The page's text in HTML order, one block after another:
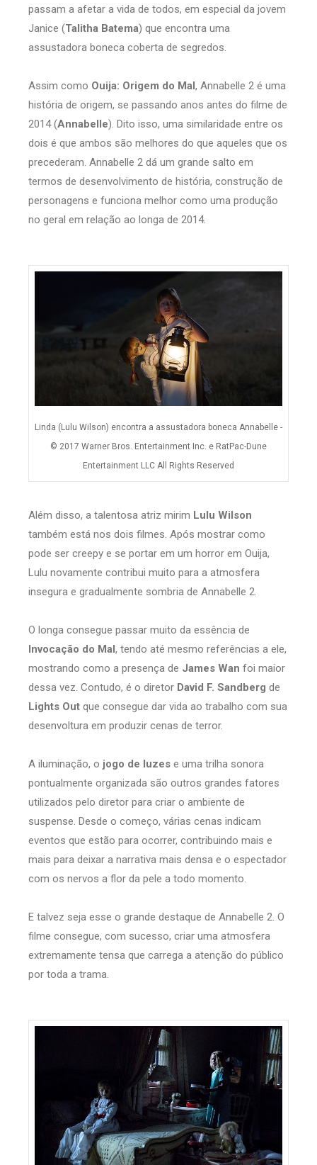
passam a afetar a vida de todos, em especial da jovem
Janice (Talitha Batema) que encontra uma
assustadora boneca coberta de segredos.
Assim como Ouija: Origem do Mal, Annabelle 2 é uma
história de origem, se passando anos antes do filme de
2014 (Annabelle). Dito isso, uma similaridade entre os
dois é que ambos são melhores do que aqueles que os
precederam. Annabelle 2 dá um grande salto em
termos de desenvolvimento de história, construção de
personagens e funciona melhor como uma produção
no geral em relação ao longa de 2014.
Linda (Lulu Wilson) encontra a assustadora boneca Annabelle -
© 2017 Warner Bros. Entertainment Inc. e RatPac-Dune
Entertainment LLC All Rights Reserved
Além disso, a talentosa atriz mirim Lulu Wilson
também está nos dois filmes. Após mostrar como
pode ser creepy e se portar em um horror em Ouija,
Lulu novamente contribui muito para a atmosfera
insegura e gradualmente sombria de Annabelle 2.
O longa consegue passar muito da essência de
Invocação do Mal, tendo até mesmo referências a ele,
mostrando como a presença de James Wan foi maior
dessa vez. Contudo, é o diretor David F. Sandberg de
Lights Out que consegue dar vida ao trabalho com sua
desenvoltura em produzir cenas de terror.
A iluminação, o jogo de luzes e uma trilha sonora
pontualmente organizada são outros grandes fatores
utilizados pelo diretor para criar o ambiente de
suspense. Desde o começo, várias cenas indicam
eventos que estão para ocorrer, contribuindo mais e
mais para deixar a narrativa mais densa e o espectador
com os nervos a flor da pele a todo momento.
E talvez seja esse o grande destaque de Annabelle 2. O
filme consegue, com sucesso, criar uma atmosfera
extremamente tensa que carrega a atenção do público
por toda a trama.